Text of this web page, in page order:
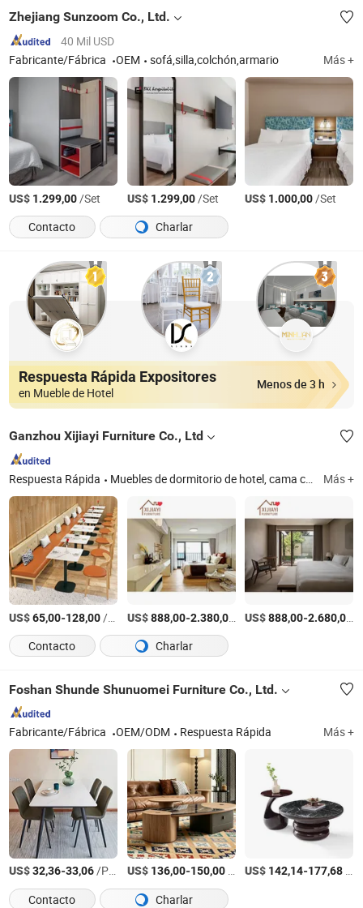
Zhejiang Sunzoom Co., Ltd.
40 Mil USD
Fabricante/Fábrica
OEM sofá,silla,colchón,armario Más +
US$ 1.299,00/Set US$ 1.299,00/Set US$ 1.000,00/Set
Contacto
Charlar
Respuesta Rápida Expositores
en Mueble de Hotel
Menos de 3 h
Ganzhou Xijiayi Furniture Co., Ltd
Respuesta Rápida Muebles de dormitorio de hotel, cama cápsula, muebles de vestíbulo de hotel, muebles de restaurante, sofá, mesa y sillas, perchero para equipaje, cama extra Más +
US$65,00-128,00/Pieza US$888,00-2.380,00 /Set
US$888,00-2.680,00 /
Contacto
Charlar
Foshan Shunde Shunuomei Furniture Co., Ltd.
Fabricante/Fábrica OEM/ODM Respuesta Rápida Más +
US$32,36-33,06/Pieza US$ 136,00-150,00/Pieza US$ 142,14-177,68
Contacto
Charlar